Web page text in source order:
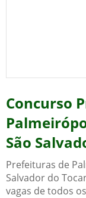
Concurso
São
Prefeituras de
Salvador do
vagas de todos